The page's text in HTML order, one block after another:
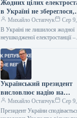
Жодних цілих
в Україні не збереглося,
заявив Зеленський
Михайло Остапчук
Сер
В Україні не лишилося жодної
неушкодженої електростанції –
Укрінформ Через російські
Україні не лишилося жодної…
Український президент
висловлює надію на
укладання Угоди про
торгівлю з Сербією до
Михайло Остапчук
Сер
Президент України